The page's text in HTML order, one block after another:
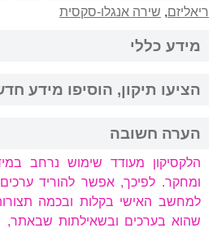
ריאליזם, שירה אנגלו-סקסית
מידע כללי
הציעו תיקון, הוסיפו מידע
הערה חשובה
הלקסיקון מעודד שימוש נרחב
ומחקר. לפיכך, אפשר להוריד ערכים
למחשב האישי בקלות ובכמה
שהוא בערכים ובשאילתות שבאתר,